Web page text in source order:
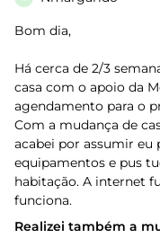
Bom dia,
Há cerca de 2/3
casa com o apoio da
agendamento para o
Com a mudança de
acabei por assumir
equipamentos e pus
habitação. A internet
funciona.
Realizei também a